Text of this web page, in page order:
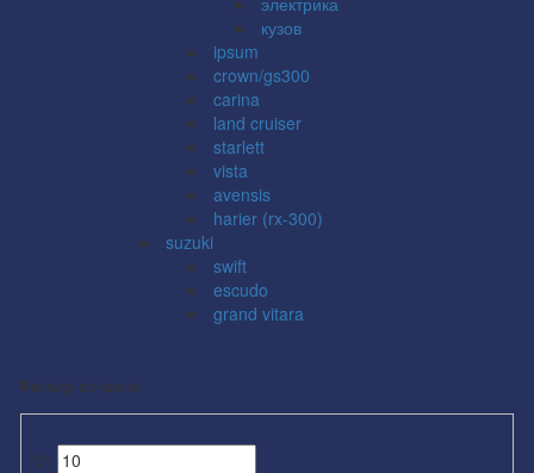
кузов
ipsum
crown/gs300
carina
land cruiser
starlett
vista
avensis
harier (rx-300)
suzuki
swift
escudo
grand vitara
Фильтр по цене
От